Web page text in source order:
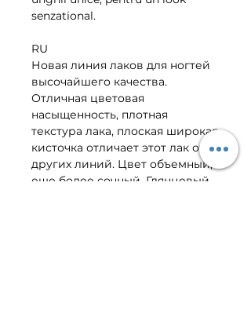
senzational.
RU
Новая линия лаков для ногтей
высочайшего качества.
Отличная цветовая
насыщенность, плотная
текстура лака, плоская широкая
кисточка отличает этот лак от
других линий. Цвет объемный,
еще более сочный. Глянцевый